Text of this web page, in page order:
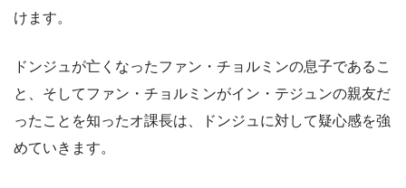
けます。
ドンジュが亡くなったファン・チョルミンの息子であるこ
と、そしてファン・チョルミンがイン・テジュンの親友だ
ったことを知ったオ課長は、ドンジュに対して疑心感を強
めていきます。